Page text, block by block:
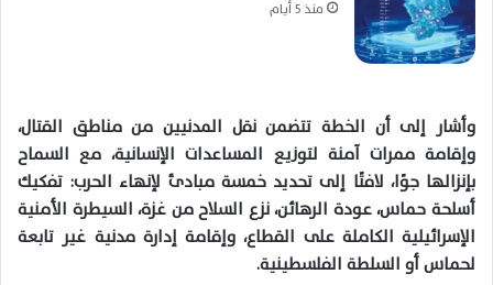
منذ 5 أيام
وأشار إلى أن الخطة تتضمن نقل المدنيين من مناطق القتال،
وإقامة ممرات آمنة لتوزيع المساعدات الإنسانية، مع السماح
بإنزالها جوًا، لافتًا إلى تحديد خمسة مبادئ لإنهاء الحرب: تفكيك
أسلحة حماس، عودة الرهائن، نزع السلاح من غزة، السيطرة الأمنية
الإسرائيلية الكاملة على القطاع، وإقامة إدارة مدنية غير تابعة
لحماس أو السلطة الفلسطينية.